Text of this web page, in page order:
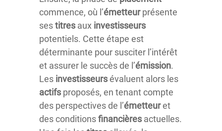
commence, où l’émetteurprésente
sestitres aux investisseurs
potentiels. Cette étape est
déterminante pour susciter l’intérêt
et assurer le succès de l’émission.
Les investisseursévaluent alors les
actifs proposés, en tenant compte
des perspectives de l’émetteuret
des conditionsfinancières actuelles.